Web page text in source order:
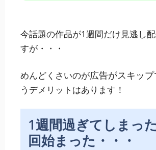
今話題の作品が1週間だけ見逃し
すが・・・
めんどくさいのが広告がスキッ
うデメリットはあります！
1週間過ぎてしまっ
回始まった・・・